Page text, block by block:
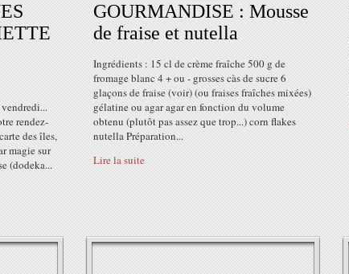
rendez-
des îles,
magie sur
(dodeka...
GOURMANDISE : Mousse
de fraise et nutella
Ingrédients : 15 cl de crème fraîche 500 g de
fromage blanc 4 + ou - grosses càs de sucre 6
glaçons de fraise (voir) (ou fraises fraîches mixées)
gélatine ou agar agar en fonction du volume
obtenu (plutôt pas assez que trop...) corn flakes
nutella Préparation...
Lire la suite